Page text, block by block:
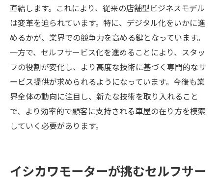
直結します。これにより、従来の店舗型ビジネスモデル
は変革を迫られています。特に、デジタル化をいかに進
めるかが、業界での競争力を高める鍵となっています。
一方で、セルフサービス化を進めることにより、スタッ
フの役割が変化し、より高度な技術に基づく専門的なサ
ービス提供が求められるようになっています。今後も業
界全体の動向に注目し、新たな技術を取り入れること
で、より効率的で顧客に支持される車屋の在り方を模索
していく必要があります。
イシカワモーターが挑むセルフサー